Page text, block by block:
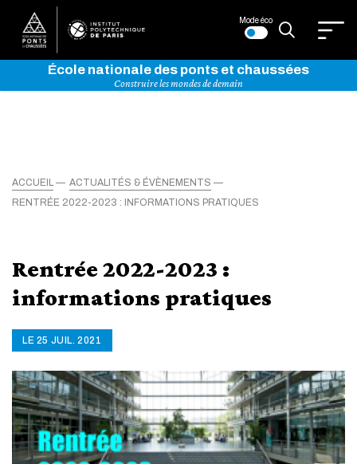
Mode éco
École nationale des ponts et chaussées
Construire les mondes de demain
ACCUEIL
ACTUALITÉS & ÉVÈNEMENTS
RENTRÉE 2022-2023 : INFORMATIONS PRATIQUES
Rentrée 2022-2023 :
informations pratiques
LE 25 JUIL. 2021